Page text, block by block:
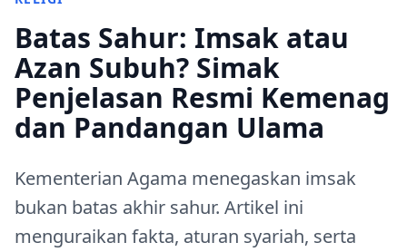
Batas Sahur: Imsak atau
Azan Subuh? Simak
Penjelasan Resmi Kemenag
dan Pandangan Ulama
Kementerian Agama menegaskan imsak
bukan batas akhir sahur. Artikel ini
menguraikan fakta, aturan syariah, serta